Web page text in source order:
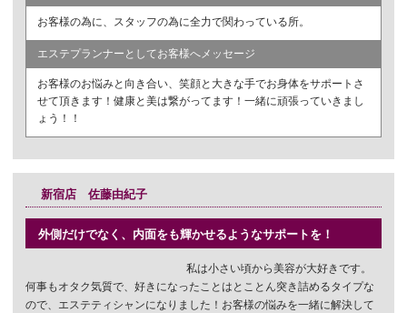
お客様の為に、スタッフの為に全力で関わっている所。
エステプランナーとしてお客様へメッセージ
お客様のお悩みと向き合い、笑顔と大きな手でお身体をサポートさ
せて頂きます！健康と美は繋がってます！一緒に頑張っていきまし
ょう！！
新宿店 佐藤由紀子
外側だけでなく、内面をも輝かせるようなサポートを！
私は小さい頃から美容が大好きです。
何事もオタク気質で、好きになったことはとことん突き詰めるタイプな
ので、エステティシャンになりました！お客様の悩みを一緒に解決して